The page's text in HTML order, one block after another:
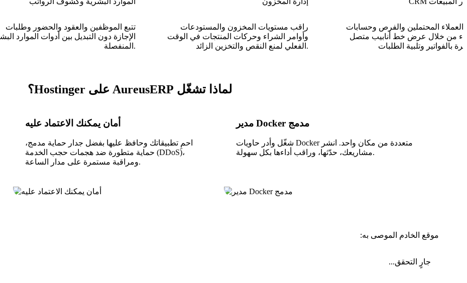
تتبع الموظفين والعقود والحضور وطلبات
الإجازة دون التبديل بين أدوات الموارد
المنفصلة.
راقب مستويات المخزون والمستودعات
وأوامر الشراء وحركات المنتجات في الوقت
الفعلي لمنع النقص والتخزين الزائد.
العملاء المحتملين والفرص وحسابات
من خلال عرض خط أنابيب متصل
لماذا تشغّل AureusERP على Hostinger؟
أمان يمكنك الاعتماد عليه
احمِ تطبيقاتك وحافظ عليها بفضل جدار حماية مدمج،
حماية متطورة ضد هجمات حجب الخدمة (DDoS)،
ومراقبة مستمرة على مدار الساعة.
مدير Docker مدمج
شغّل وأدر حاويات Docker متعددة من مكان واحد. انشر
مشاريعك، حدّثها، وراقب أداءها بكل سهولة.
موقع الخادم الموصى به:
جارٍ التحقق...